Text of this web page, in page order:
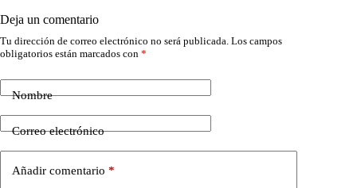
Deja un comentario
Tu dirección de correo electrónico no será publicada. Los campos
obligatorios están marcados con *
Nombre
Correo electrónico
Añadir comentario *